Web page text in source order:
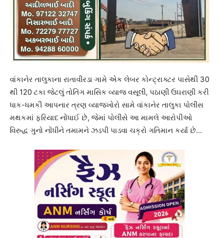
વાંકાનેર તાલુકાના રાતાવીરડા ગામે એક લેબર કોન્ટ્રાક્ટર પાસેથી 30
થી 120 ટકા જેટલું તોતિંગ માસિક વ્યાજ વસૂલી, પઠાણી ઉઘરાણી કરી
ધાક-ધમકી આપનાર ત્રણ વ્યાજખોરો સામે વાંકાનેર તાલુકા પોલીસ
મથકમાં ફરિયાદ નોંધાઈ છે, જેમાં પોલીસે આ મામલે આરોપીઓ
વિરુદ્ધ ગુનો નોંધીને તમામને ઝડપી પાડવા ચક્રો ગતિમાન કર્યા છે…